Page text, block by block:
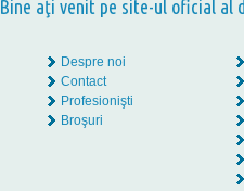
Bine aţi venit pe site-ul oficial al
Despre noi
Contact
Profesionişti
Broşuri